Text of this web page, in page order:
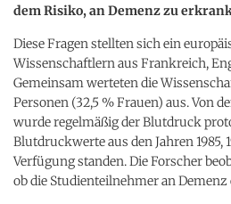
dem Risiko, an Demenz zu
Diese Fragen stellten sich ein
Wissenschaftlern aus Frankreich,
Gemeinsam werteten die
Personen (32,5 % Frauen) aus. Von
wurde regelmäßig der Blutdruck
Blutdruckwerte aus den Jahren 1985,
Verfügung standen. Die Forscher
ob die Studienteilnehmer an